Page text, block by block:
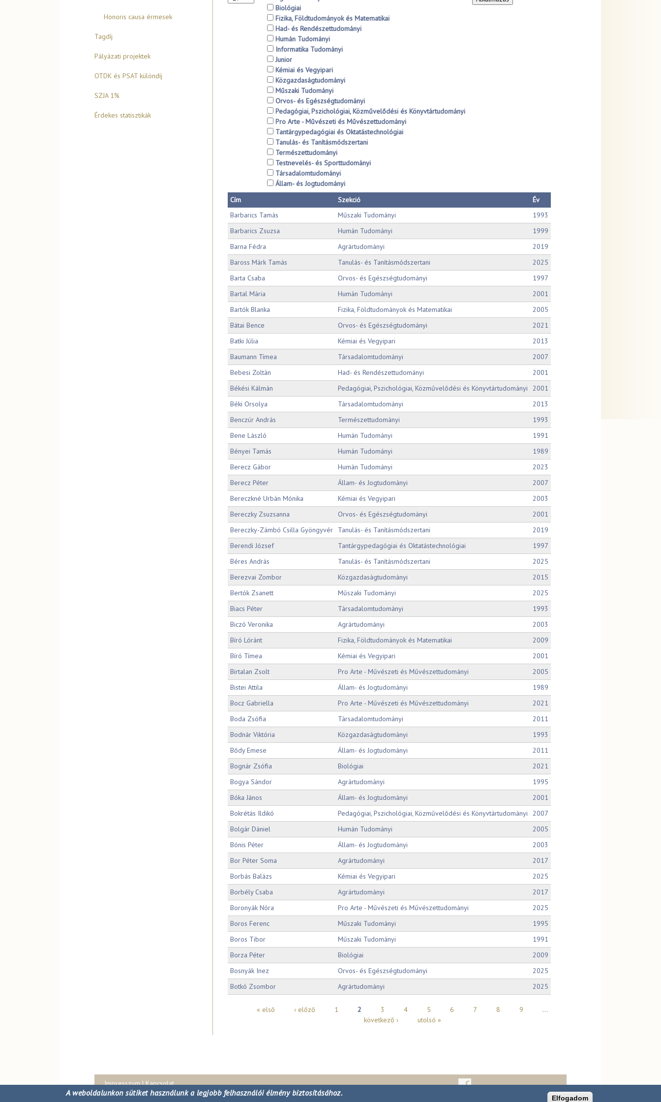
Honoris causa érmesek
Tagdíj
Pályázati projektek
OTDK és PSAT különdíj
SZJA 1%
Érdekes statisztikák
Biológiai
Fizika, Földtudományok és Matematikai
Had- és Rendészettudományi
Humán Tudományi
Informatika Tudományi
Junior
Kémiai és Vegyipari
Közgazdaságtudományi
Műszaki Tudományi
Orvos- és Egészségtudományi
Pedagógiai, Pszichológiai, Közművelődési és Könyvtártudományi
Pro Arte - Művészeti és Művészettudományi
Tantárgypedagógiai és Oktatástechnológiai
Tanulás- és Tanításmódszertani
Természettudományi
Testnevelés- és Sporttudományi
Társadalomtudományi
Állam- és Jogtudományi
Cím
Szekció
Év
Barbarics Tamás
Műszaki Tudományi
1993
Barbarics Zsuzsa
Humán Tudományi
1999
Barna Fédra
Agrártudományi
2019
Baross Márk Tamás
Tanulás- és Tanításmódszertani
2025
Barta Csaba
Orvos- és Egészségtudományi
1997
Bartal Mária
Humán Tudományi
2001
Bartók Blanka
Fizika, Földtudományok és Matematikai
2005
Bátai Bence
Orvos- és Egészségtudományi
2021
Batki Júlia
Kémiai és Vegyipari
2013
Baumann Tímea
Társadalomtudományi
2007
Bebesi Zoltán
Had- és Rendészettudományi
2001
Békési Kálmán
Pedagógiai, Pszichológiai, Közművelődési és Könyvtártudományi
2001
Béki Orsolya
Társadalomtudományi
2013
Benczúr András
Természettudományi
1993
Bene László
Humán Tudományi
1991
Bényei Tamás
Humán Tudományi
1989
Berecz Gábor
Humán Tudományi
2023
Berecz Péter
Állam- és Jogtudományi
2007
Bereczkné Urbán Mónika
Kémiai és Vegyipari
2003
Bereczky Zsuzsanna
Orvos- és Egészségtudományi
2001
Bereczky-Zámbó Csilla Gyöngyvér
Tanulás- és Tanításmódszertani
2019
Berendi József
Tantárgypedagógiai és Oktatástechnológiai
1997
Béres András
Tanulás- és Tanításmódszertani
2025
Berezvai Zombor
Közgazdaságtudományi
2015
Bertók Zsanett
Műszaki Tudományi
2025
Biacs Péter
Társadalomtudományi
1993
Biczó Veronika
Agrártudományi
2003
Bíró Lóránt
Fizika, Földtudományok és Matematikai
2009
Bíró Tímea
Kémiai és Vegyipari
2001
Birtalan Zsolt
Pro Arte - Művészeti és Művészettudományi
2005
Bistei Attila
Állam- és Jogtudományi
1989
Bocz Gabriella
Pro Arte - Művészeti és Művészettudományi
2021
Boda Zsófia
Társadalomtudományi
2011
Bodnár Viktória
Közgazdaságtudományi
1993
Bődy Emese
Állam- és Jogtudományi
2011
Bognár Zsófia
Biológiai
2021
Bogya Sándor
Agrártudományi
1995
Bóka János
Állam- és Jogtudományi
2001
Bokrétás Ildikó
Pedagógiai, Pszichológiai, Közművelődési és Könyvtártudományi
2007
Bolgár Dániel
Humán Tudományi
2005
Bónis Péter
Állam- és Jogtudományi
2003
Bor Péter Soma
Agrártudományi
2017
Borbás Balázs
Kémiai és Vegyipari
2025
Borbély Csaba
Agrártudományi
2017
Boronyák Nóra
Pro Arte - Művészeti és Művészettudományi
2025
Boros Ferenc
Műszaki Tudományi
1995
Boros Tibor
Műszaki Tudományi
1991
Borza Péter
Biológiai
2009
Bosnyák Inez
Orvos- és Egészségtudományi
2025
Botkó Zsombor
Agrártudományi 2025
« első ‹ előző 1 2 3 4 5 6 7 8 9
…
következő ›
utolsó »
Impresszum|Kapcsolat
A weboldalunkon sütiket használunk a legjobb felhasználói élmény biztosításához.
Elfogadom